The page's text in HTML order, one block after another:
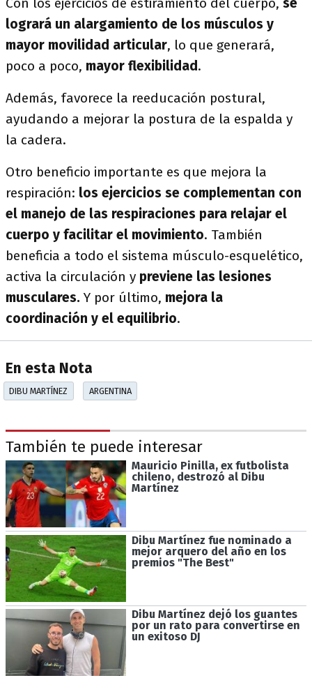
Con los ejercicios de estiramiento del cuerpo, se
logrará un alargamiento de los músculos y
mayor movilidad articular, lo que generará,
poco a poco, mayor flexibilidad.
Además, favorece la reeducación postural,
ayudando a mejorar la postura de la espalda y
la cadera.
Otro beneficio importante es que mejora la
respiración: los ejercicios se complementan con
el manejo de las respiraciones para relajar el
cuerpo y facilitar el movimiento. También
beneficia a todo el sistema músculo-esquelético,
activa la circulación y previene las lesiones
musculares. Y por último, mejora la
coordinación y el equilibrio.
En esta Nota
DIBU MARTÍNEZ ARGENTINA
También te puede interesar
Mauricio Pinilla, ex futbolista
chileno, destrozó al Dibu
Martínez
Dibu Martínez fue nominado a
mejor arquero del año en los
premios "The Best"
Dibu Martínez dejó los guantes
por un rato para convertirse en
un exitoso DJ